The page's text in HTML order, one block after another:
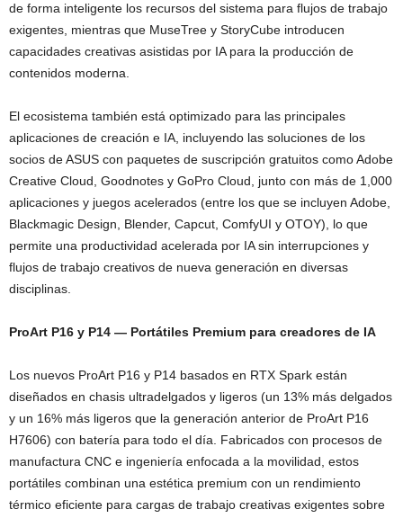
de forma inteligente los recursos del sistema para flujos de trabajo
exigentes, mientras que MuseTree y StoryCube introducen
capacidades creativas asistidas por IA para la producción de
contenidos moderna.
El ecosistema también está optimizado para las principales
aplicaciones de creación e IA, incluyendo las soluciones de los
socios de ASUS con paquetes de suscripción gratuitos como Adobe
Creative Cloud, Goodnotes y GoPro Cloud, junto con más de 1,000
aplicaciones y juegos acelerados (entre los que se incluyen Adobe,
Blackmagic Design, Blender, Capcut, ComfyUI y OTOY), lo que
permite una productividad acelerada por IA sin interrupciones y
flujos de trabajo creativos de nueva generación en diversas
disciplinas.
ProArt P16 y P14 — Portátiles Premium para creadores de IA
Los nuevos ProArt P16 y P14 basados en RTX Spark están
diseñados en chasis ultradelgados y ligeros (un 13% más delgados
y un 16% más ligeros que la generación anterior de ProArt P16
H7606) con batería para todo el día. Fabricados con procesos de
manufactura CNC e ingeniería enfocada a la movilidad, estos
portátiles combinan una estética premium con un rendimiento
térmico eficiente para cargas de trabajo creativas exigentes sobre